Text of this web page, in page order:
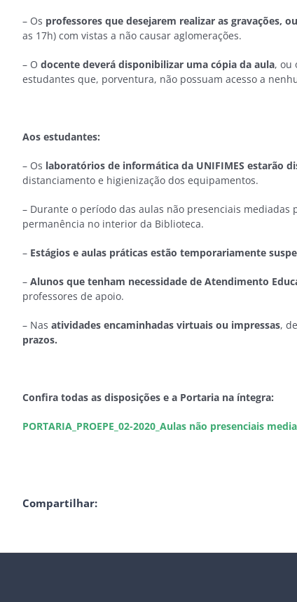
– Os professores que desejarem realizar as gravações,
as 17h) com vistas a não causar aglomerações.
– O docente deverá disponibilizar uma cópia da aula, ou
estudantes que, porventura, não possuam acesso a
Aos estudantes:
– Os laboratórios de informática da UNIFIMES estarão
distanciamento e higienização dos equipamentos.
– Durante o período das aulas não presenciais mediadas
permanência no interior da Biblioteca.
– Estágios e aulas práticas estão temporariamente
– Alunos que tenham necessidade de Atendimento
professores de apoio.
– Nas atividades encaminhadas virtuais ou impressas,
prazos.
Confira todas as disposições e a Portaria na íntegra:
PORTARIA_PROEPE_02-2020_Aulas não presenciais
Compartilhar: